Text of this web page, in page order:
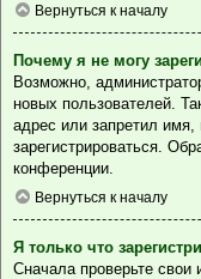
Вернуться к началу
Почему я не могу
Возможно,
новых пользователей.
адрес или запретил
зарегистрироваться.
конференции.
Вернуться к началу
Я только что
Сначала проверьте